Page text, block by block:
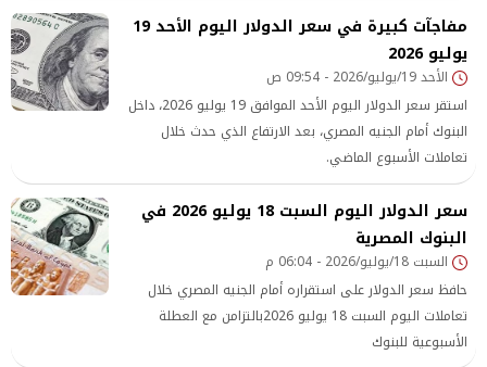
مفاجآت كبيرة في سعر الدولار اليوم الأحد 19
يوليو 2026
الأحد 19/يوليو/2026 - 09:54 ص
استقر سعر الدولار اليوم الأحد الموافق 19 يوليو 2026، داخل
البنوك أمام الجنيه المصري، بعد الارتفاع الذي حدث خلال
تعاملات الأسبوع الماضي.
سعر الدولار اليوم السبت 18 يوليو 2026 في
البنوك المصرية
السبت 18/يوليو/2026 - 06:04 م
حافظ سعر الدولار على استقراره أمام الجنيه المصري خلال
تعاملات اليوم السبت 18 يوليو 2026بالتزامن مع العطلة
الأسبوعية للبنوك